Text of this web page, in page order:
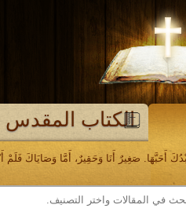
الكتاب المقدس
أَنَا وَحَقِيرٌ، أَمَّا وَصَايَاكَ فَلَمْ أَنْسَهَا. مزمور